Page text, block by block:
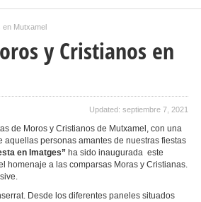
en Mutxamel
y Cristianos en
Updated: septiembre 7, 2021
de Moros y Cristianos de Mutxamel, con una
personas amantes de nuestras fiestas
en Imatges” ha sido inaugurada este
homenaje a las comparsas Moras y Cristianas.
Desde los diferentes paneles situados